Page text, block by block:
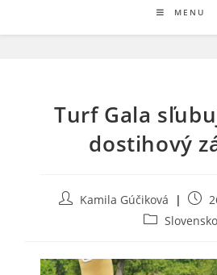
MENU
Turf Gala
dostihový
Post Kamila Gúčiková
Post
Post Slovensko